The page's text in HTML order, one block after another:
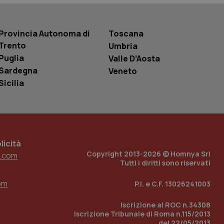
Autonoma di
Toscana
Umbria
Valle D’Aosta
Veneto
Copyright 2013-2026 © Homnya Srl
Tutti i diritti sono riservati
P.I. e C.F. 13026241003
Iscrizione al ROC n.34308
Iscrizione Tribunale di Roma n.115/2013
di
traccia
incorporati
del sito web sta
di
per abilitare il
con identity